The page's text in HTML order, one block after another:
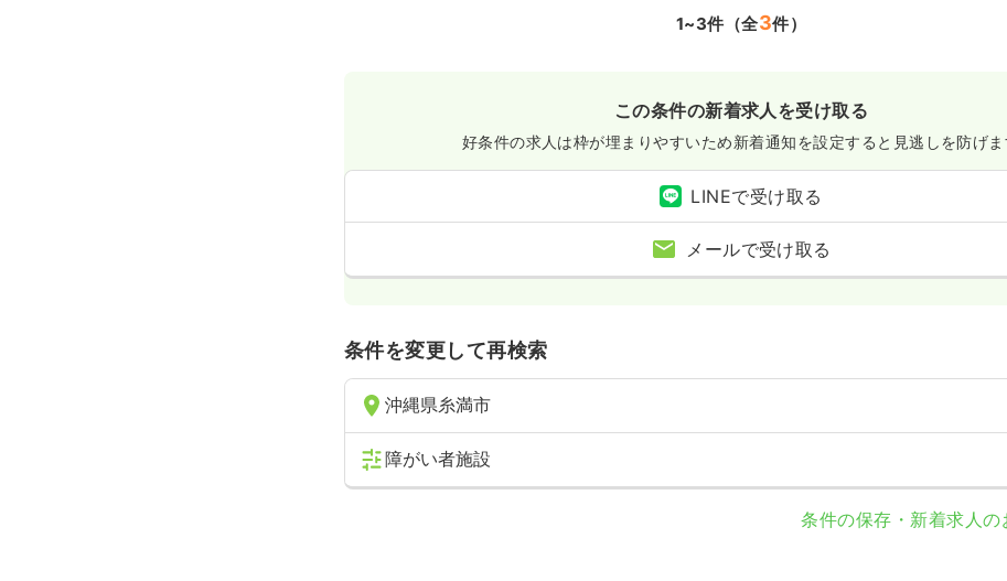
1~3件（全3件）
この条件の新着求人を受け取る
好条件の求人は枠が埋まりやすいため新着通知を設定すると見逃しを防げま
LINEで受け取る
メールで受け取る
条件を変更して再検索
沖縄県糸満市
障がい者施設
条件の保存・新着求人の